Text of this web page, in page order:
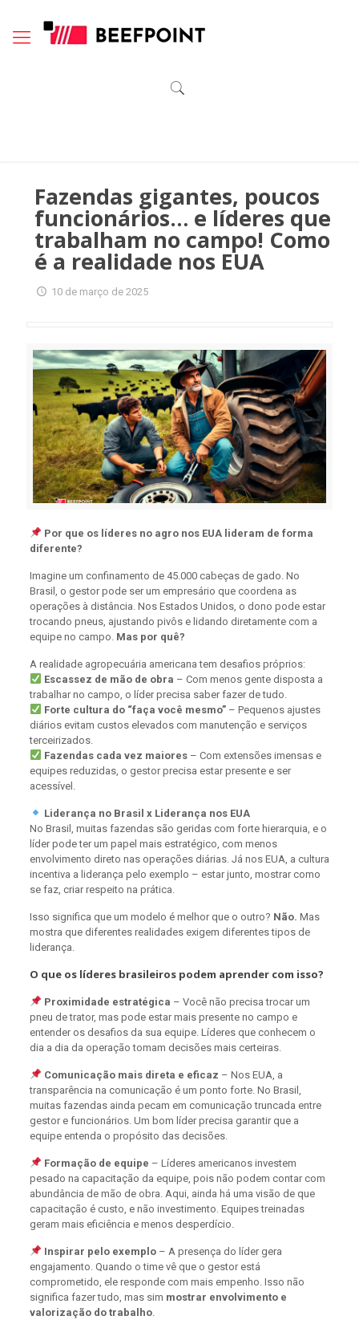
Fazendas gigantes, poucos
funcionários… e líderes que
trabalham no campo! Como
é a realidade nos EUA
10 de março de 2025
Por que os líderes no agro nos EUA lideram de forma
diferente?
Imagine um confinamento de 45.000 cabeças de gado. No
Brasil, o gestor pode ser um empresário que coordena as
operações à distância. Nos Estados Unidos, o dono pode estar
trocando pneus, ajustando pivôs e lidando diretamente com a
equipe no campo. Mas por quê?
A realidade agropecuária americana tem desafios próprios:
Escassez de mão de obra – Com menos gente disposta a
trabalhar no campo, o líder precisa saber fazer de tudo.
Forte cultura do “faça você mesmo”– Pequenos ajustes
diários evitam custos elevados com manutenção e serviços
terceirizados.
Fazendas cada vez maiores– Com extensões imensas e
equipes reduzidas, o gestor precisa estar presente e ser
acessível.
Liderança no Brasil x Liderança nos EUA
No Brasil, muitas fazendas são geridas com forte hierarquia, e o
líder pode ter um papel mais estratégico, com menos
envolvimento direto nas operações diárias. Já nos EUA, a cultura
incentiva a liderança pelo exemplo – estar junto, mostrar como
se faz, criar respeito na prática.
Isso significa que um modelo é melhor que o outro? Não. Mas
mostra que diferentes realidades exigem diferentes tipos de
liderança.
O que os líderes brasileiros podem aprender com isso?
Proximidade estratégica – Você não precisa trocar um
pneu de trator, mas pode estar mais presente no campo e
entender os desafios da sua equipe. Líderes que conhecem o
dia a dia da operação tomam decisões mais certeiras.
Comunicação mais direta e eficaz – Nos EUA, a
transparência na comunicação é um ponto forte. No Brasil,
muitas fazendas ainda pecam em comunicação truncada entre
gestor e funcionários. Um bom líder precisa garantir que a
equipe entenda o propósito das decisões.
Formação de equipe – Líderes americanos investem
pesado na capacitação da equipe, pois não podem contar com
abundância de mão de obra. Aqui, ainda há uma visão de que
capacitação é custo, e não investimento. Equipes treinadas
geram mais eficiência e menos desperdício.
Inspirar pelo exemplo– A presença do líder gera
engajamento. Quando o time vê que o gestor está
comprometido, ele responde com mais empenho. Isso não
significa fazer tudo, mas sim mostrar envolvimento e
valorização do trabalho.